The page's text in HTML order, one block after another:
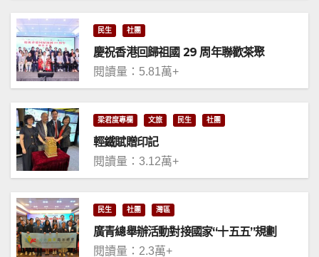
民生 社團
慶祝香港回歸祖國 29 周年聯歡茶聚
閱讀量：5.81萬+
梁君度專欄 文旅 民生 社團
輕鐵賦贈印記
閱讀量：3.12萬+
民生 社團 灣區
廣青總舉辦活動對接國家“十五五”規劃
閱讀量：2.3萬+